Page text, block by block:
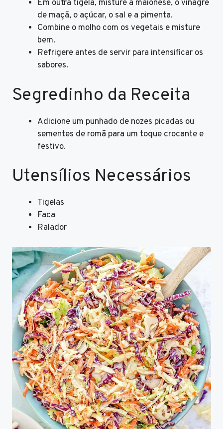
Em outra tigela, misture a maionese, o vinagre
de maçã, o açúcar, o sal e a pimenta.
Combine o molho com os vegetais e misture
bem.
Refrigere antes de servir para intensificar os
sabores.
Segredinho da Receita
Adicione um punhado de nozes picadas ou
sementes de romã para um toque crocante e
festivo.
Utensílios Necessários
Tigelas
Faca
Ralador